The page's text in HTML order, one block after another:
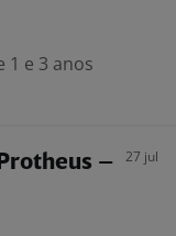
1 e 3 anos
–
27 jul